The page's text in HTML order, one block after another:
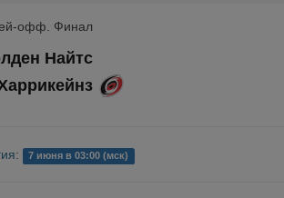
офф. Финал
Найтс
7 июня в 03:00 (мск)